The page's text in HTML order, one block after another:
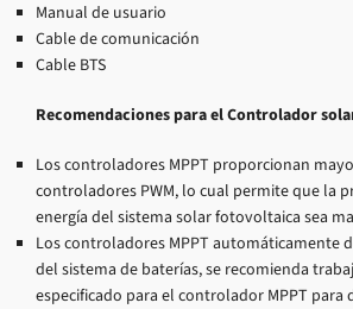
Manual de usuario
Cable de comunicación
Cable BTS
Recomendaciones para el Controlador
Los controladores MPPT proporcionan
controladores PWM, lo cual permite que la
energía del sistema solar fotovoltaica sea
Los controladores MPPT automáticamente
del sistema de baterías, se recomienda
especificado para el controlador MPPT para